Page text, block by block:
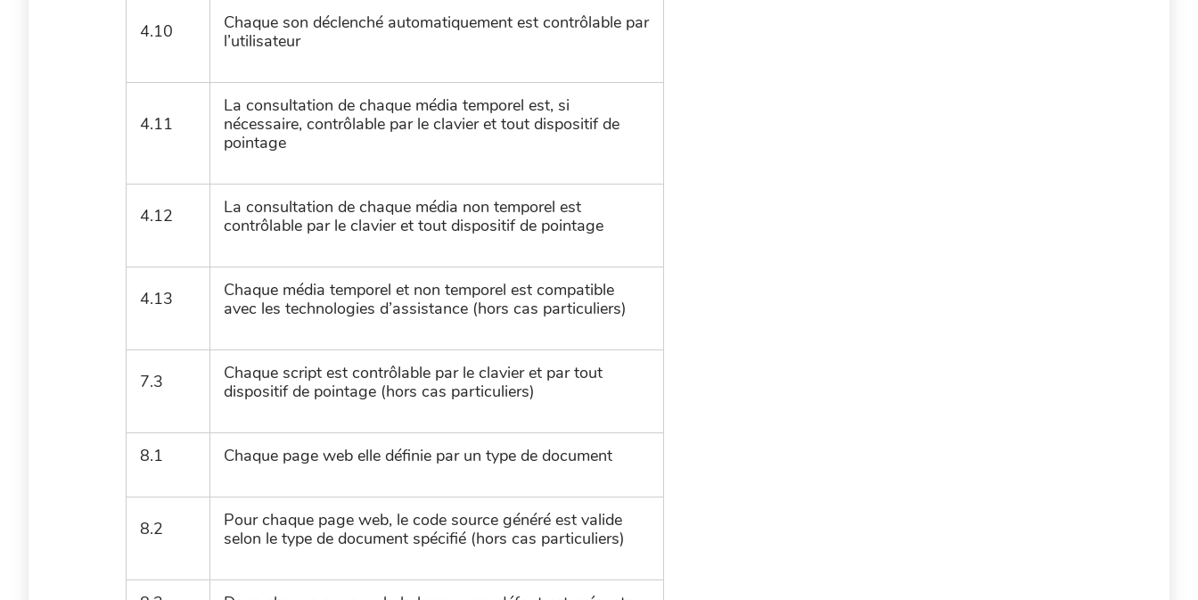
4.10
Chaque son déclenché automatiquement est contrôlable par
l’utilisateur
4.11
La consultation de chaque média temporel est, si
nécessaire, contrôlable par le clavier et tout dispositif de
pointage
4.12
La consultation de chaque média non temporel est
contrôlable par le clavier et tout dispositif de pointage
4.13
Chaque média temporel et non temporel est compatible
avec les technologies d’assistance (hors cas particuliers)
7.3
Chaque script est contrôlable par le clavier et par tout
dispositif de pointage (hors cas particuliers)
8.1 Chaque page web elle définie par un type de document
8.2
Pour chaque page web, le code source généré est valide
selon le type de document spécifié (hors cas particuliers)